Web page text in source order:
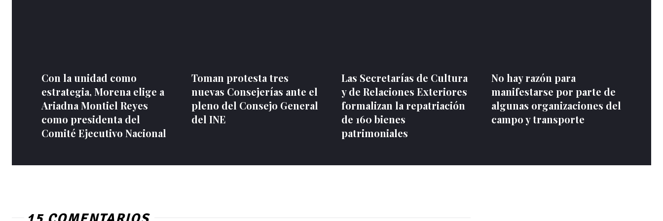
Con la unidad como
estrategia, Morena elige a
Ariadna Montiel Reyes
como presidenta del
Comité Ejecutivo Nacional
Toman protesta tres
nuevas Consejerías ante el
pleno del Consejo General
del INE
Las Secretarías de Cultura
y de Relaciones Exteriores
formalizan la repatriación
de 160 bienes
patrimoniales
No hay razón para
manifestarse por parte de
algunas organizaciones del
campo y transporte